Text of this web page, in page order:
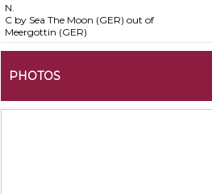
N.
C by Sea The Moon (GER) out of
Meergottin (GER)
PHOTOS